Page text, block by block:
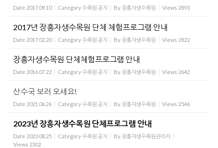
Date 2017.09.10 Category수목원 공지 By 장흥자생수목원 Views 2893
2017년 장흥자생수목원 단체 체험프로그램 안내
Date 2017.02.20 Category수목원 공지 By 장흥자생수목원 Views 2822
장흥자생수목원 단체체험프로그램 안내
Date 2016.07.22 Category수목원 공지 By 장흥자생수목원 Views 2642
산수국 보러 오세요!
Date 2021.06.26 Category수목원 공지 By 장흥자생수목원 Views 2546
2023년 장흥자생수목원 단체프로그램 안내
Date 2023.08.25 Category수목원 공지 By 장흥자생수목원관리자
Views 2302